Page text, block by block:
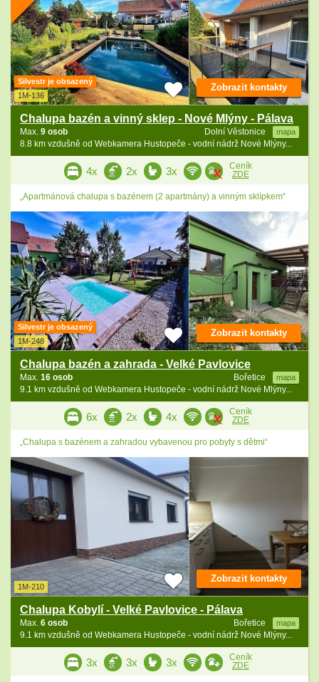
Silvestr je obsazený
1M-136
Chalupa bazén a vinný sklep - Nové Mlýny - Pálava
Dolní Věstonice mapa
Max. 9 osob
8.8 km vzdušně od Webkamera Hustopeče - vodní nádrž Nové Mlýny...
Zobrazit kontakty
4x 2x 3x
Ceník
ZDE
„Apartmánová chalupa s bazénem (2 apartmány) a vinným sklípkem“
Silvestr je obsazený
1M-248
Chalupa bazén a zahrada - Velké Pavlovice
Bořetice mapa
Max. 16 osob
9.1 km vzdušně od Webkamera Hustopeče - vodní nádrž Nové Mlýny...
Zobrazit kontakty
6x 2x 4x
Ceník
ZDE
„Chalupa s bazénem a zahradou vybavenou pro pobyty s dětmi“
1M-210
Chalupa Kobylí - Velké Pavlovice - Pálava
Bořetice mapa
Max. 6 osob
9.1 km vzdušně od Webkamera Hustopeče - vodní nádrž Nové Mlýny...
Zobrazit kontakty
3x 3x 3x
Ceník
ZDE